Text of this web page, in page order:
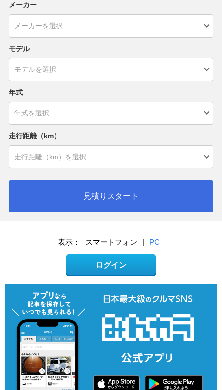
メーカー
モデル
年式
走行距離（km）
見積りスタート
表示： スマートフォン PC
ログイン